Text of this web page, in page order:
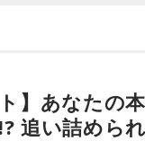
けではなく、アルゼン
う展開になったんで
ですよね。
し、「賞レースで結果
の）ぐりんぴーすが
は挨拶をしてくれな
】あなたの
追い詰めら